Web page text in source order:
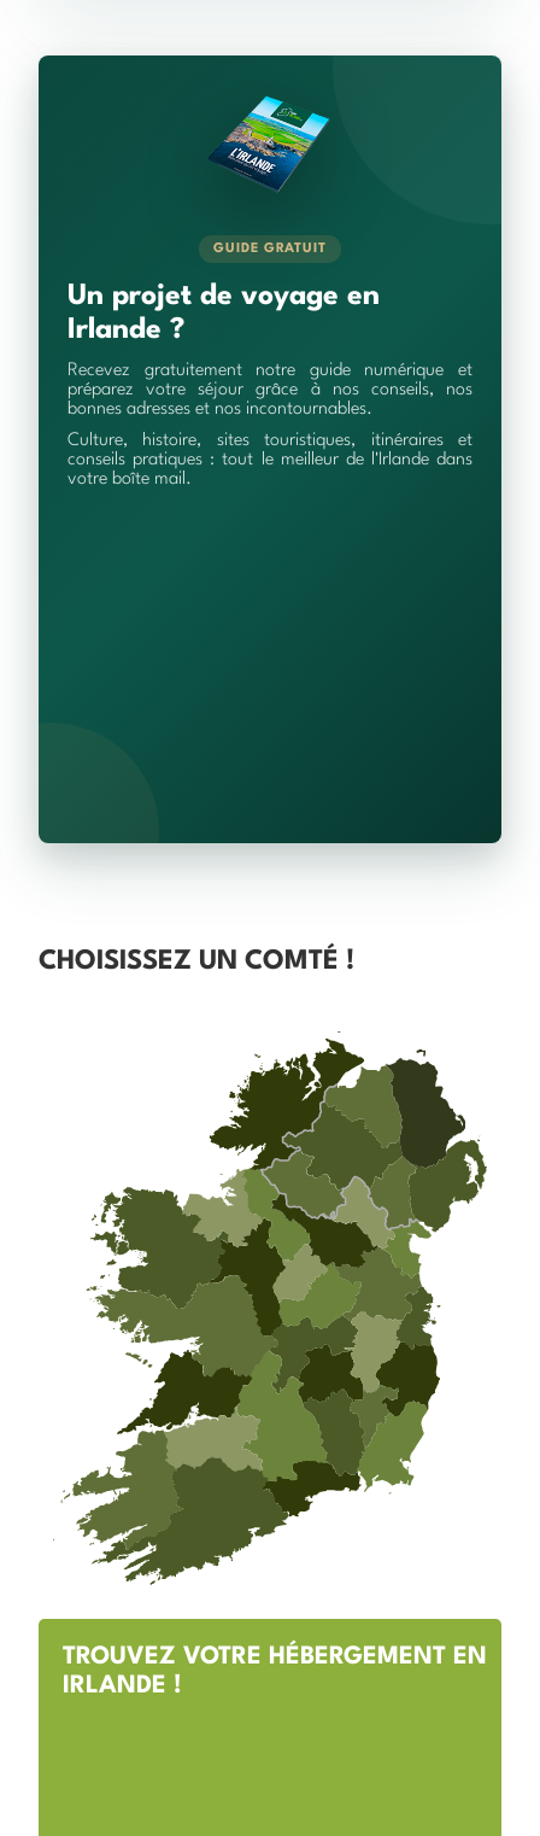
GUIDE GRATUIT
Un projet de voyage en
Irlande ?
Recevez gratuitement notre guide numérique et
préparez votre séjour grâce à nos conseils, nos
bonnes adresses et nos incontournables.
Culture, histoire, sites touristiques, itinéraires et
conseils pratiques : tout le meilleur de l'Irlande dans
votre boîte mail.
CHOISISSEZ UN COMTÉ !
TROUVEZ VOTRE HÉBERGEMENT EN
IRLANDE !